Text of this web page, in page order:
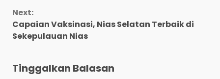
Next:
Capaian Vaksinasi, Nias Selatan Terbaik di
Sekepulauan Nias
Tinggalkan Balasan